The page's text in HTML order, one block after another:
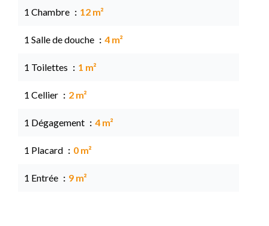
1 Chambre 12 m²
1 Salle de douche 4 m²
1 Toilettes 1 m²
1 Cellier 2 m²
1 Dégagement 4 m²
1 Placard 0 m²
1 Entrée 9 m²